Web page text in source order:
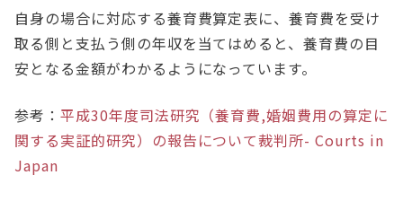
自身の場合に対応する養育費算定表に、養育費を受け
取る側と支払う側の年収を当てはめると、養育費の目
安となる金額がわかるようになっています。
参考： 平成30年度司法研究（養育費,婚姻費用の算定に
関する実証的研究）の報告について裁判所- Courts in
Japan